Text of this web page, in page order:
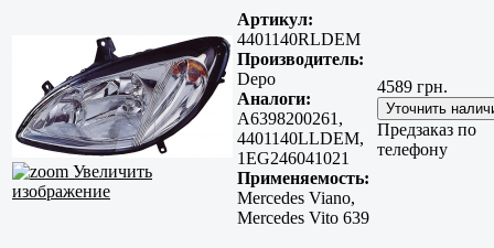
Увеличить
изображение
Артикул:
4401140RLDEM
Производитель:
Depo
Аналоги:
A6398200261,
4401140LLDEM,
1EG246041021
Применяемость:
Mercedes Viano,
Mercedes Vito 639
4589 грн.
Предзаказ по
телефону